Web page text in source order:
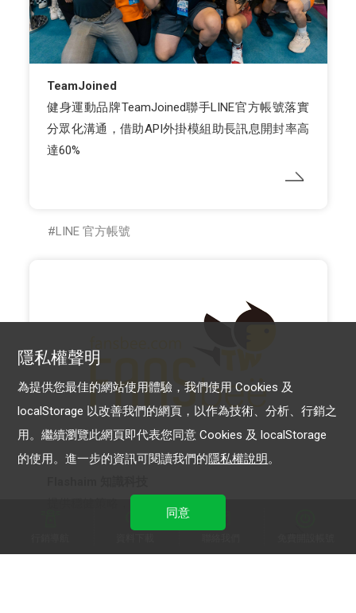
TeamJoined
健身運動品牌TeamJoined聯手LINE官方帳號落實
分眾化溝通，借助API外掛模組助長訊息開封率高
達60%
LINE 官方帳號
提供穩健策略，發揮最強即戰力
隱私權聲明
為提供您最佳的網站使用體驗，我們使用 Cookies 及
localStorage 以改善我們的網頁，以作為技術、分析、行銷之
用。繼續瀏覽此網頁即代表您同意 Cookies 及 localStorage
的使用。進一步的資訊可閱讀我們的隱私權說明。
同意